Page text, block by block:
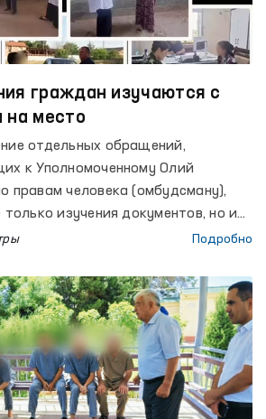
граждан изучаются с
на место
отдельных обращений,
к Уполномоченному Олий
правам человека (омбудсману),
только изучения документов, но и
фактов
Подробно